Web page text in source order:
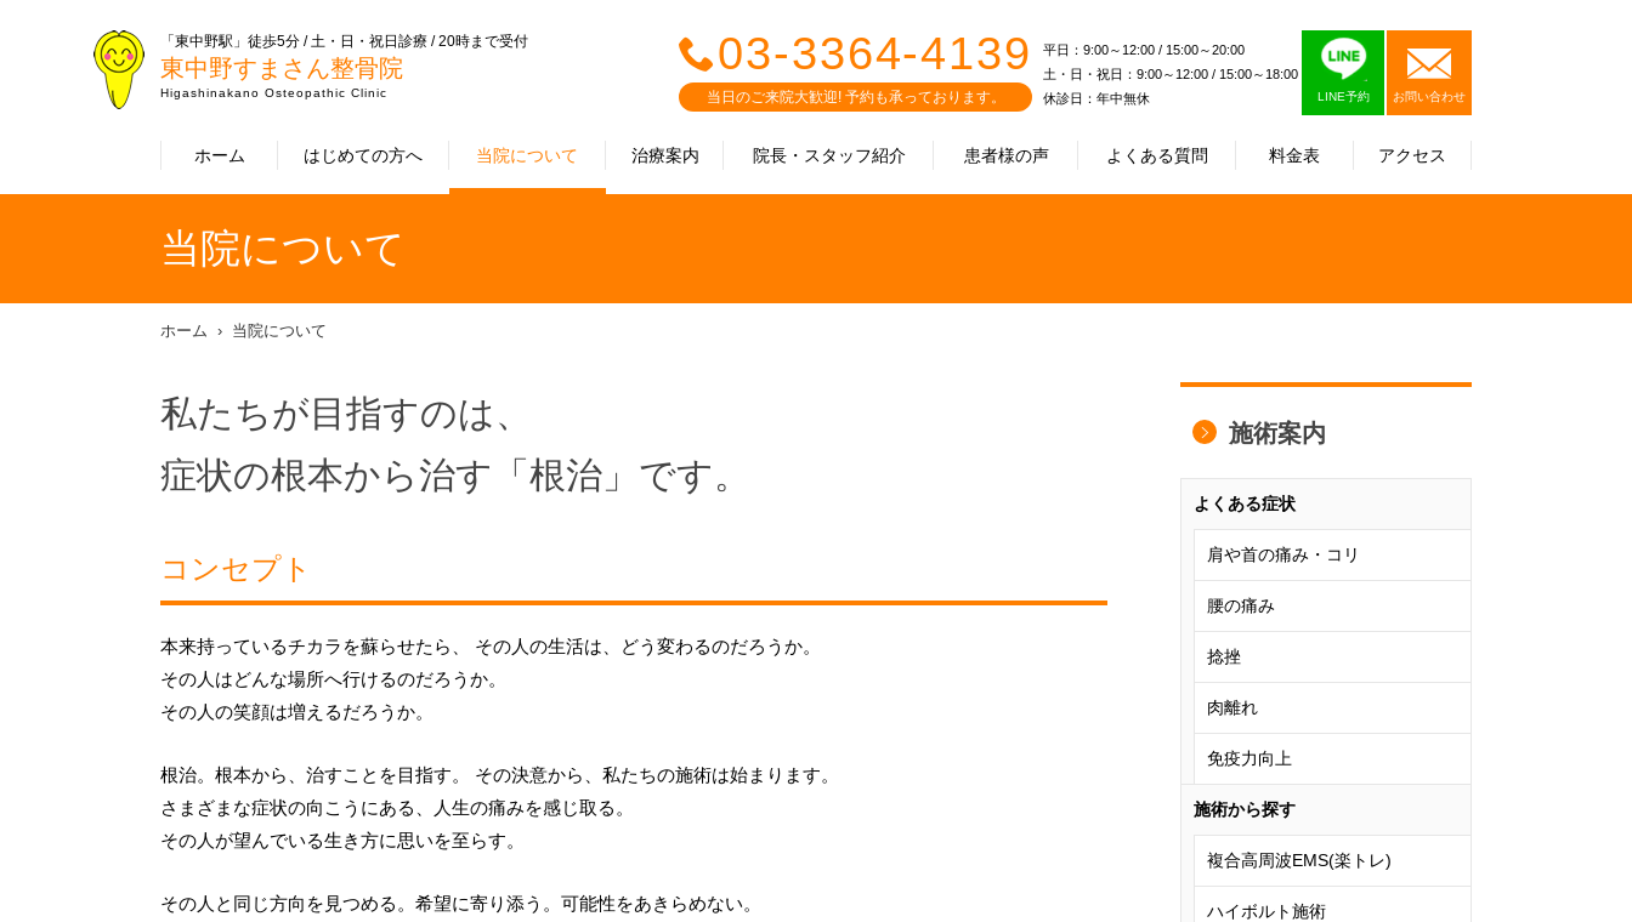
「東中野駅」徒歩5分 / 土・日・祝日診療 / 20時まで受付
東中野すまさん整骨院
Higashinakano Osteopathic Clinic
ホーム はじめての方へ 当院について 治療案内 院長・スタッフ紹介 患者様の声 よくある質問 料金表 アクセス
03-3364-4139
当日のご来院大歓迎! 予約も承っております。
平日：9:00～12:00 / 15:00～20:00
土・日・祝日：9:00～12:00 / 15:00～18:00
休診日：年中無休
LINE予約 お問い合わせ
当院について
ホーム 当院について
私たちが目指すのは、
症状の根本から治す「根治」です。
コンセプト
本来持っているチカラを蘇らせたら、 その人の生活は、どう変わるのだろうか。
その人はどんな場所へ行けるのだろうか。
その人の笑顔は増えるだろうか。
根治。根本から、治すことを目指す。 その決意から、私たちの施術は始まります。
さまざまな症状の向こうにある、人生の痛みを感じ取る。
その人が望んでいる生き方に思いを至らす。
その人と同じ方向を見つめる。希望に寄り添う。可能性をあきらめない。
施術案内
よくある症状
肩や首の痛み・コリ
腰の痛み
捻挫
肉離れ
免疫力向上
施術から探す
複合高周波EMS(楽トレ)
ハイボルト施術